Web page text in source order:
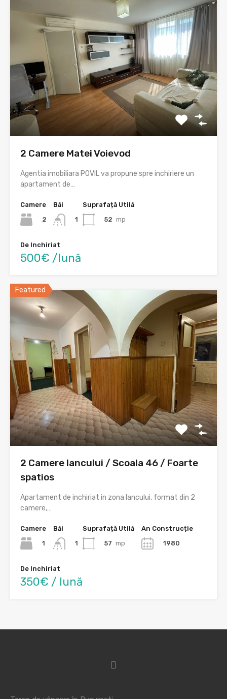
2 Camere Matei Voievod
Agentia imobiliara POVIL va propune spre inchiriere un
apartament de…
Camere
2
Băi
1
Suprafață Utilă
52 mp
De Inchiriat
500€ /lună
Featured
2 Camere Iancului / Scoala 46 / Foarte
spatios
Apartament de inchiriat in zona Iancului, format din 2
camere,…
Camere
1
Băi
1
Suprafață Utilă
57 mp
An Construcție
1980
De Inchiriat
350€ / lună